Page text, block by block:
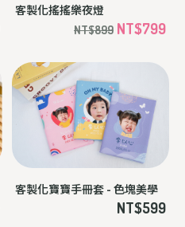
客製化搖搖樂夜燈
NT$899 NT$799
客製化寶寶手冊套 - 色塊美學
NT$599